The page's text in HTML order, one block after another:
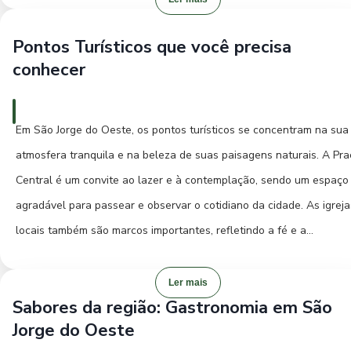
proporcionando uma experiência autêntica.
que podem ser exploradas em atividades como piqueniques ou
simplesmente para desfrutar de um momento de paz. Ao
aprecie o pôr do sol que pinta o céu com cores vibrantes, um
espetáculo natural que se torna ainda mais especial em cidades
interior. Embora São Jorge do Oeste seja uma cidade mais voltada
quando ocorrem, são ótimas oportunidades para vivenciar a
da cidade e interagir com a comunidade. Planeje sua visita e
aproveite cada instante em São Jorge do Oeste!
Pontos Turísticos que você precisa
conhecer
Em São Jorge do Oeste, os pontos turísticos se concentram na sua
atmosfera tranquila e na beleza de suas paisagens naturais. A
Central é um convite ao lazer e à contemplação, sendo um espaço
agradável para passear e observar o cotidiano da cidade. As
locais também são marcos importantes, refletindo a fé e a
devoção da comunidade. Embora a cidade não possua grandes
monumentos históricos, o seu valor reside na preservação de sua
identidade cultural e na hospitalidade de seu povo.
Ler mais
Sabores da região: Gastronomia em São
Jorge do Oeste